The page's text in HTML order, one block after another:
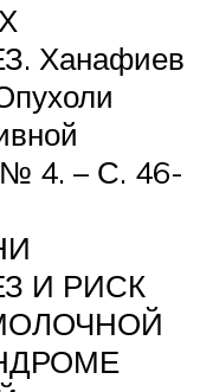
Ханафиев
№ 4. – С. 46-
И РИСК